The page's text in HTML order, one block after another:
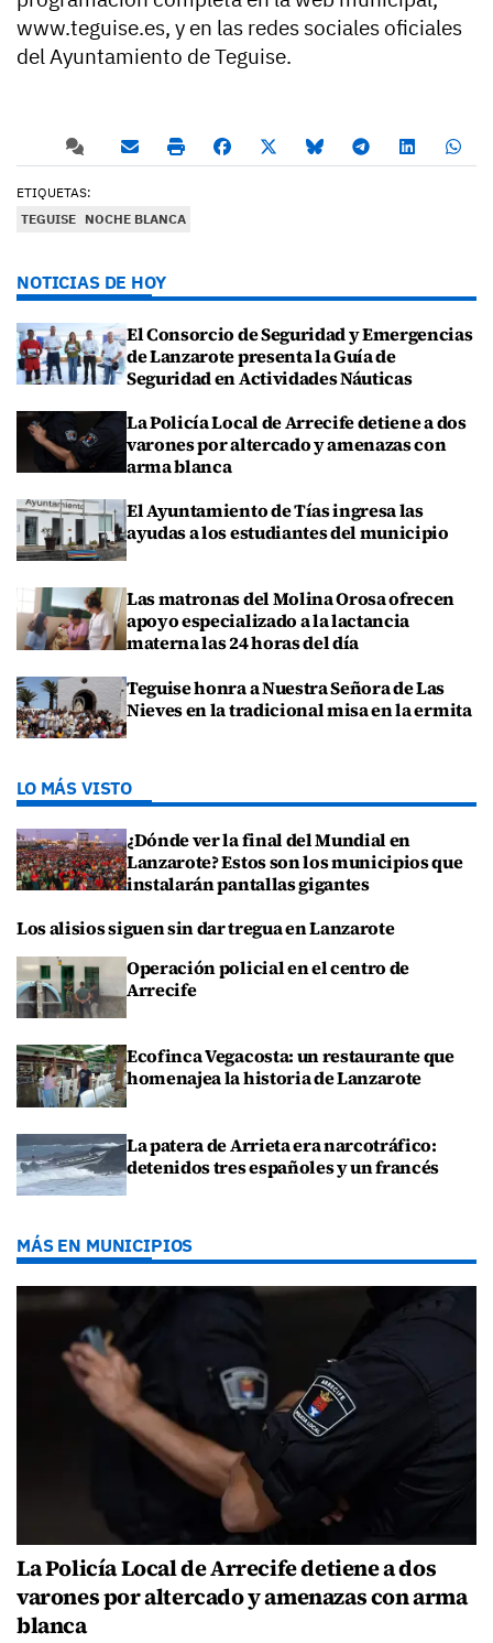
www.teguise.es, y en las redes sociales oficiales
del Ayuntamiento de Teguise.
ETIQUETAS:
TEGUISE NOCHE BLANCA
NOTICIAS DE HOY
El Consorcio de Seguridad y Emergencias
de Lanzarote presenta la Guía de
Seguridad en Actividades Náuticas
La Policía Local de Arrecife detiene a dos
varones por altercado y amenazas con
arma blanca
El Ayuntamiento de Tías ingresa las
ayudas a los estudiantes del municipio
Las matronas del Molina Orosa ofrecen
apoyo especializado a la lactancia
materna las 24 horas del día
Teguise honra a Nuestra Señora de Las
Nieves en la tradicional misa en la ermita
LO MÁS VISTO
¿Dónde ver la final del Mundial en
Lanzarote? Estos son los municipios que
instalarán pantallas gigantes
Los alisios siguen sin dar tregua en Lanzarote
Operación policial en el centro de
Arrecife
Ecofinca Vegacosta: un restaurante que
homenajea la historia de Lanzarote
La patera de Arrieta era narcotráfico:
detenidos tres españoles y un francés
MÁS EN MUNICIPIOS
La Policía Local de Arrecife detiene a dos
varones por altercado y amenazas con arma
blanca